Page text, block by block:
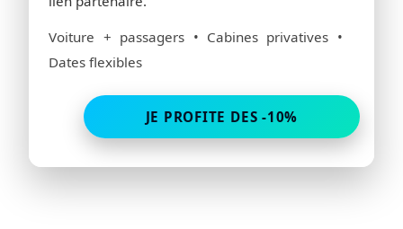
Voiture + passagers • Cabines privatives •
Dates flexibles
JE PROFITE DES -10%